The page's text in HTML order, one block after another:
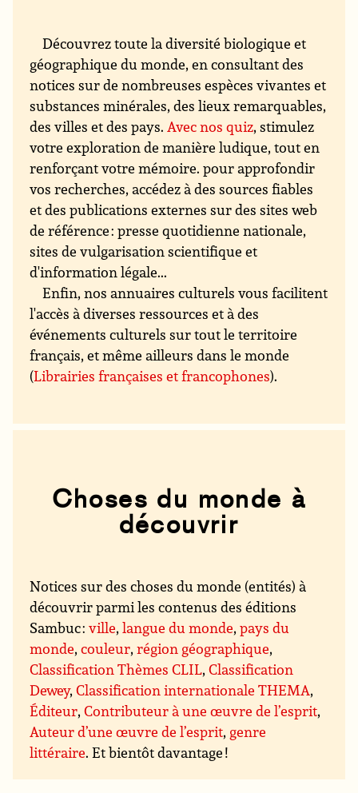
Découvrez toute la diversité biologique et
géographique du monde, en consultant des
notices sur de nombreuses espèces vivantes et
substances minérales, des lieux remarquables,
des villes et des pays.Avec nos quiz, stimulez
votre exploration de manière ludique, tout en
renforçant votre mémoire. pour approfondir
vos recherches, accédez à des sources fiables
et des publications externes sur des sites web
de référence : presse quotidienne nationale,
sites de vulgarisation scientifique et
d'information légale...
Enfin, nos annuaires culturels vous facilitent
l'accès à diverses ressources et à des
événements culturels sur tout le territoire
français, et même ailleurs dans le monde
(Librairies françaises et francophones).
Choses du monde à
découvrir
Notices sur des choses du monde (entités) à
découvrir parmi les contenus des éditions
Sambuc :ville,langue du monde,pays du
monde,couleur,région géographique,
Classification Thèmes CLIL,Classification
Dewey,Classification internationale THEMA,
Éditeur,Contributeur à une œuvre de l’esprit,
Auteur d’une œuvre de l’esprit, genre
littéraire. Et bientôt davantage !